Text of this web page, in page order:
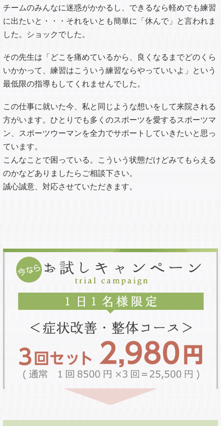
チームのみんなに迷惑がかかるし、できるなら軽めでも練習
に出たいと・・・それをいとも簡単に「休んで」と言われま
した。ショックでした。
その先生は「どこを痛めているから、良くなるまでどのくら
いかかって、練習はこういう練習ならやっていいよ」という
最低限の指導もしてくれませんでした。
この仕事に就いた今、私と同じような想いをして来院される
方がいます。ひとりでも多くのスポーツを愛するスポーツマ
ン、スポーツウーマンを全力でサポートしていきたいと思っ
ています。
こんなことで困っている。こういう状態だけどみてもらえる
のかなどありましたらご相談下さい。
誠心誠意、対応させていただきます。